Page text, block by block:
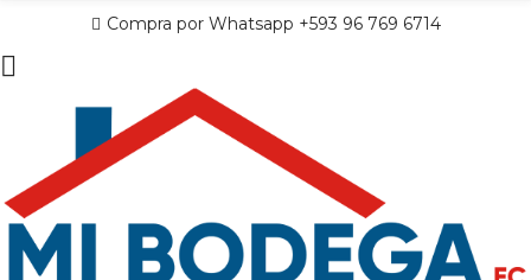
Compra por Whatsapp +593 96 769 6714